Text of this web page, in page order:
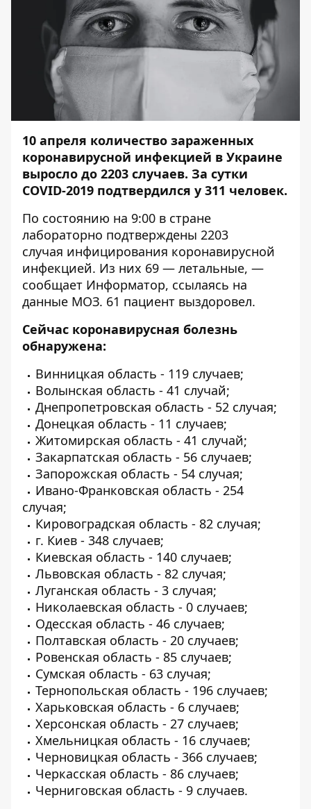
10 апреля количество зараженных
коронавирусной инфекцией в Украине
выросло до 2203 случаев. За сутки
COVID-2019 подтвердился у 311 человек.
По состоянию на 9:00 в стране
лабораторно подтверждены 2203
случая инфицирования коронавирусной
инфекцией. Из них 69 — летальные, —
сообщает Информатор, ссылаясь на
данные МОЗ. 61 пациент выздоровел.
Сейчас коронавирусная болезнь
обнаружена:
Винницкая область - 119 случаев;
Волынская область - 41 случай;
Днепропетровская область - 52 случая;
Донецкая область - 11 случаев;
Житомирская область - 41 случай;
Закарпатская область - 56 случаев;
Запорожская область - 54 случая;
Ивано-Франковская область - 254
случая;
Кировоградская область - 82 случая;
г. Киев - 348 случаев;
Киевская область - 140 случаев;
Львовская область - 82 случая;
Луганская область - 3 случая;
Николаевская область - 0 случаев;
Одесская область - 46 случаев;
Полтавская область - 20 случаев;
Ровенская область - 85 случаев;
Сумская область - 63 случая;
Тернопольская область - 196 случаев;
Харьковская область - 6 случаев;
Херсонская область - 27 случаев;
Хмельницкая область - 16 случаев;
Черновицкая область - 366 случаев;
Черкасская область - 86 случаев;
Черниговская область - 9 случаев.